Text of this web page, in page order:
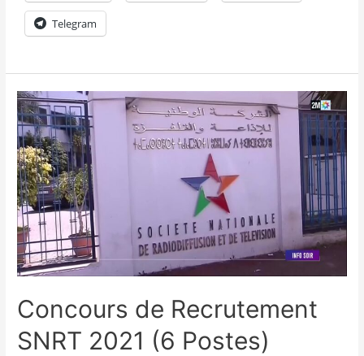
Telegram
Concours de Recrutement
SNRT 2021 (6 Postes)